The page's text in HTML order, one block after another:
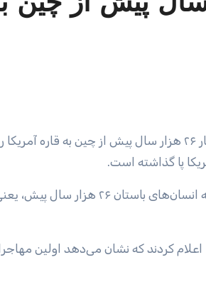
پا گذاشته است.
کردند که نشان می‌دهد اولین